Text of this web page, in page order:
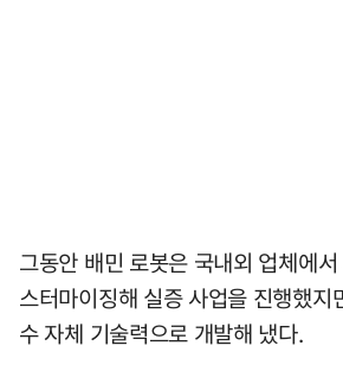
그동안 배민 로봇은 국내외 업체에
스터마이징해 실증 사업을 진행했지
수 자체 기술력으로 개발해 냈다.